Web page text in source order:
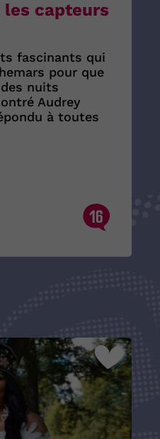
les capteurs
fascinants qui
pour que
nuits
Audrey
à toutes
16